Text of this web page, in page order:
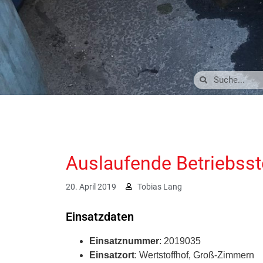
Auslaufende
20. April 2019 Tobias Lang
Einsatzdaten
Einsatznummer: 2019035
Einsatzort: Wertstoffhof, Groß-Zimmern